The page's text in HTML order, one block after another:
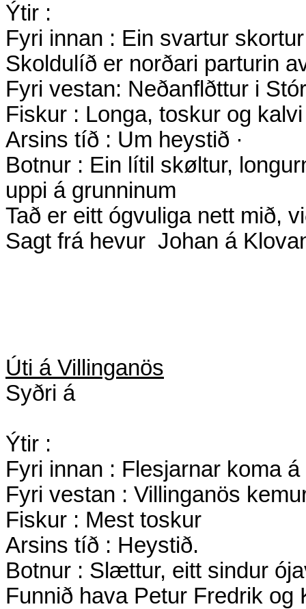
Ýtir :
Fyri innan : Ein svartur
Skoldulíð er norðari parturin
Fyri vestan: Neðanflðttur i
Fiskur : Longa, toskur og kalvi
Arsins tíð : Um heystið ·
Botnur : Ein lítil skøltur,
uppi á grunninum
Tað er eitt ógvuliga nett mið,
Sagt frá hevur Johan á
Úti á Villinganös
Syðri á
Ýtir :
Fyri innan : Flesjarnar koma
Fyri vestan : Villinganös
Fiskur : Mest toskur
Arsins tíð : Heystið.
Botnur : Slættur, eitt sindur
Funnið hava Petur Fredrik og